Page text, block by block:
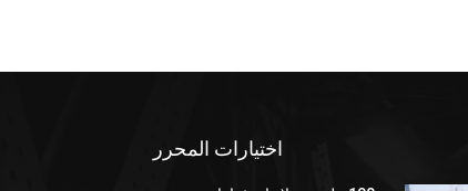
اختيارات المحرر